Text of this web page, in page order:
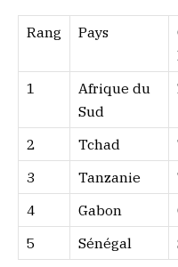
Rang Pays
1
Afrique du
Sud
2 Tchad
3
Tanzanie
4
Gabon
5
Sénégal